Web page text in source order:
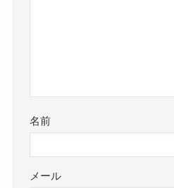
名前
メール